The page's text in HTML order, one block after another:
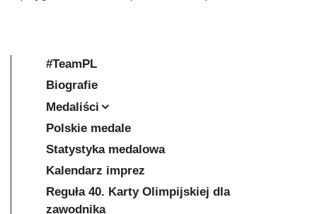
#TeamPL
Biografie
Medaliści
Polskie medale
Statystyka medalowa
Kalendarz imprez
Reguła 40. Karty Olimpijskiej dla
zawodnika